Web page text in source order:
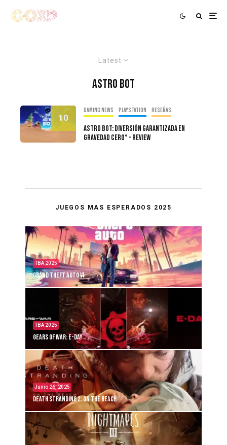
Latest
Astro Bot
10
Gaming news PlayStation Reseñas
Astro Bot: Diversión Garantizada En
Gravedad Cero° – Review
JUEGOS MAS ESPERADOS 2025
TBA 2025
Grand Theft Auto VI
TBA 2025
Gears of War: E-Day
Junio 26, 2025
Death Stranding 2: On the Beach